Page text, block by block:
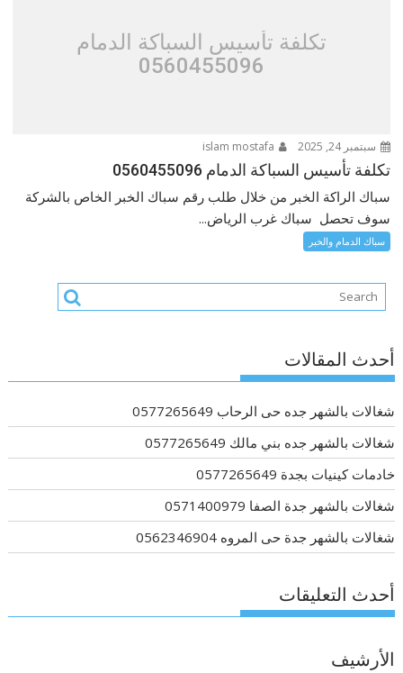
تكلفة تأسيس السباكة الدمام
0560455096
سبتمبر 24, 2025
تكلفة تأسيس السباكة الدمام 0560455096
سباك الراكة الخبر من خلال طلب رقم سباك الخبر الخاص بالشركة
سوف تحصل سباك غرب الرياض...
سباك الدمام والخبر
أحدث المقالات
شغالات بالشهر جده حى الرحاب 0577265649
شغالات بالشهر جده بني مالك 0577265649
خادمات كينيات بجدة 0577265649
شغالات بالشهر جدة الصفا 0571400979
شغالات بالشهر جدة حى المروه 0562346904
أحدث التعليقات
الأرشيف